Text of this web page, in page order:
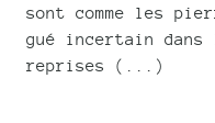
sont comme les
gué incertain
reprises (...)